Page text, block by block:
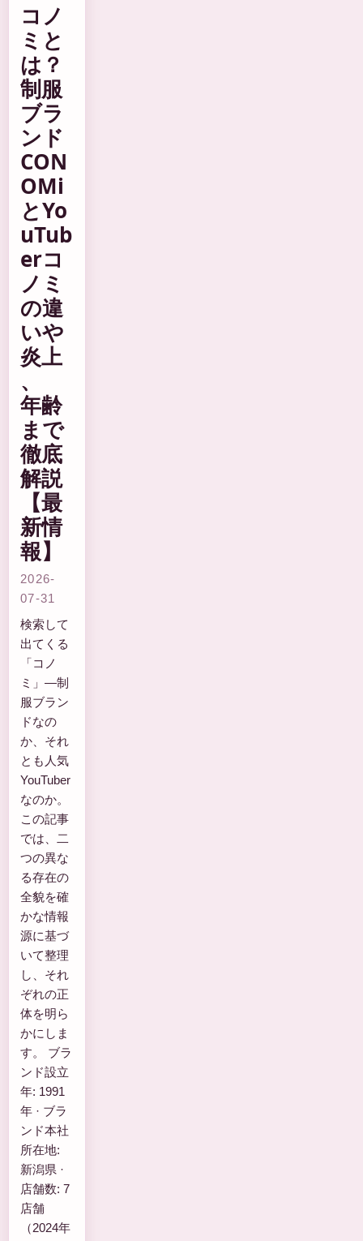
コノ
ミと
は？
制服
ブラ
ンド
CON
OMi
とYo
uTub
erコ
ノミ
の違
いや
炎上
、
年齢
まで
徹底
解説
【最
新情
報】
2026-
07-31
検索して
出てくる
「コノ
ミ」—制
服ブラン
ドなの
か、それ
とも人気
YouTuber
なのか。
この記事
では、二
つの異な
る存在の
全貌を確
かな情報
源に基づ
いて整理
し、それ
ぞれの正
体を明ら
かにしま
す。 ブラ
ンド設立
年: 1991
年 · ブラ
ンド本社
所在地:
新潟県 ·
店舗数: 7
店舗
（2024年